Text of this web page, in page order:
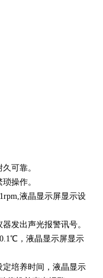
可靠。
操作。
液晶显示屏显示设
发出声光报警讯号。
，液晶显示屏显示
定培养时间，液晶显示